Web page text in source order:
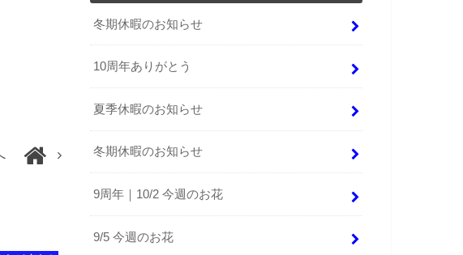
冬期休暇のお知らせ
10周年ありがとう
夏季休暇のお知らせ
冬期休暇のお知らせ
9周年｜10/2 今週のお花
9/5 今週のお花